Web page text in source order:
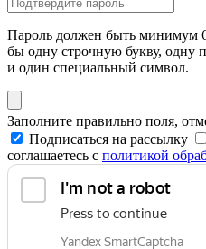
Пароль должен быть минимум
бы одну строчную букву, одну
и один специальный символ.
Заполните правильно поля,
Подписаться на рассылку
соглашаетесь с политикой